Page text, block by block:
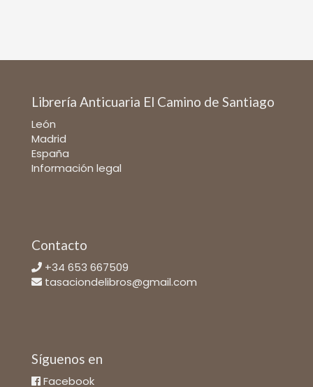
Librería Anticuaria El Camino de Santiago
León
Madrid
España
Información legal
Contacto
+34 653 667509
tasaciondelibros@gmail.com
Síguenos en
Facebook